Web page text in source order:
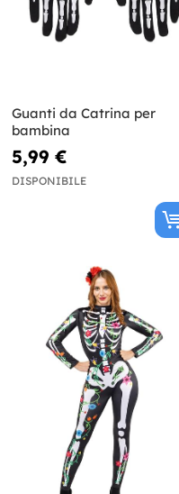
Guanti da Catrina per
bambina
5,99 €
DISPONIBILE